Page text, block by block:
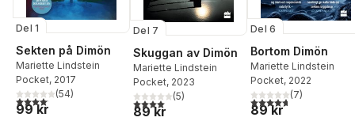
Del 1
Sekten på Dimön
Mariette Lindstein
Pocket, 2017
4,1utav 5 stjärnor. Totalt antal röster:
(54)
99 kr
Del 7
Skuggan av Dimön
Mariette Lindstein
Pocket, 2023
4,0utav 5 stjärnor. Totalt antal röster:
(5)
89 kr
Del 6
Bortom Dimön
Mariette Lindstein
Pocket, 2022
4,7utav 5 stjärnor.
(7)
89 kr